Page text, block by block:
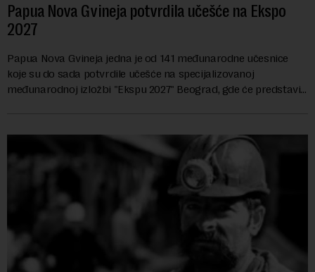
Papua Nova Gvineja potvrdila učešće na Ekspo
2027
Papua Nova Gvineja jedna je od 141 međunarodne učesnice
koje su do sada potvrdile učešće na specijalizovanoj
međunarodnoj izložbi "Ekspu 2027" Beograd, gde će predstaviti